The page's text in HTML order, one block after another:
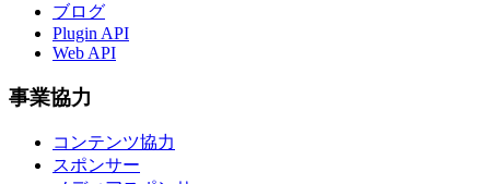
ブログ
Plugin API
Web API
事業協力
コンテンツ協力
スポンサー